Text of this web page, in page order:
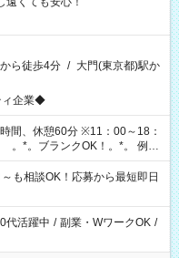
ら徒歩4分 / 大門(東京都)駅か
企業◆
間、休憩60分 ※11：00～18：
ールセンター/受付/販売/カフェ
ロント/化粧品販売/など 様々な
す♪
も相談OK！応募から最短即日
代活躍中 / 副業・WワークOK /